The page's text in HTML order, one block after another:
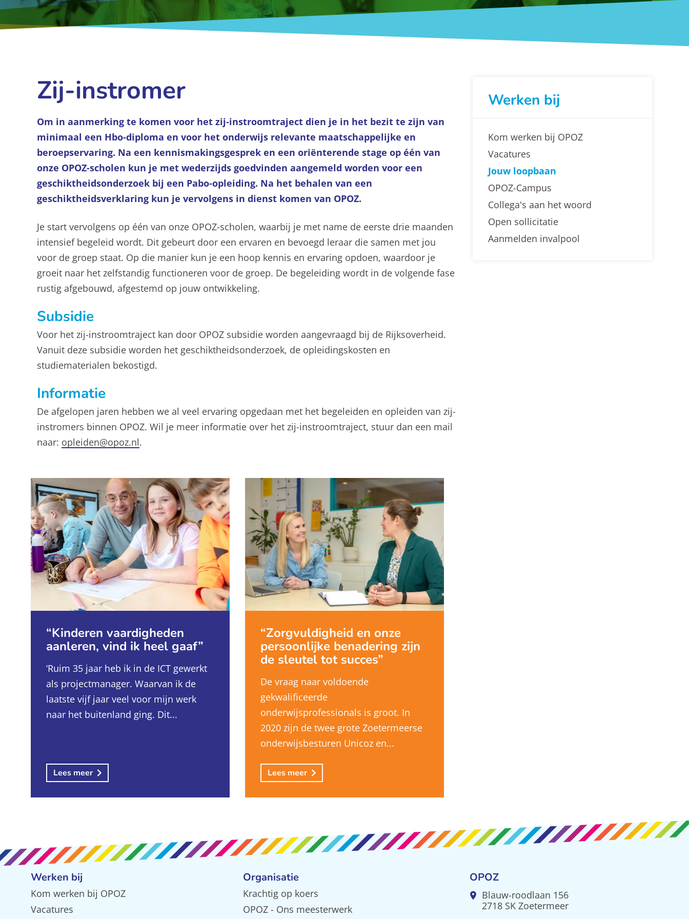
Zij-instromer
Om in aanmerking te komen voor het zij-instroomtraject dien je in het bezit te zijn van
minimaal een Hbo-diploma en voor het onderwijs relevante maatschappelijke en
beroepservaring. Na een kennismakingsgesprek en een oriënterende stage op één van
onze OPOZ-scholen kun je met wederzijds goedvinden aangemeld worden voor een
geschiktheidsonderzoek bij een Pabo-opleiding. Na het behalen van een
geschiktheidsverklaring kun je vervolgens in dienst komen van OPOZ.
Je start vervolgens op één van onze OPOZ-scholen, waarbij je met name de eerste drie maanden
intensief begeleid wordt. Dit gebeurt door een ervaren en bevoegd leraar die samen met jou
voor de groep staat. Op die manier kun je een hoop kennis en ervaring opdoen, waardoor je
groeit naar het zelfstandig functioneren voor de groep. De begeleiding wordt in de volgende fase
rustig afgebouwd, afgestemd op jouw ontwikkeling.
Subsidie
Voor het zij-instroomtraject kan door OPOZ subsidie worden aangevraagd bij de Rijksoverheid.
Vanuit deze subsidie worden het geschiktheidsonderzoek, de opleidingskosten en
studiematerialen bekostigd.
Informatie
De afgelopen jaren hebben we al veel ervaring opgedaan met het begeleiden en opleiden van zij-
instromers binnen OPOZ. Wil je meer informatie over het zij-instroomtraject, stuur dan een mail
naar: opleiden@opoz.nl.
Werken bij
Kom werken bij OPOZ
Vacatures
Jouw loopbaan
OPOZ-Campus
Collega's aan het woord
Open sollicitatie
Aanmelden invalpool
Kinderen vaardigheden
aanleren, vind ik heel gaaf
‘Ruim 35 jaar heb ik in de ICT gewerkt
als projectmanager. Waarvan ik de
laatste vijf jaar veel voor mijn werk
naar het buitenland ging. Dit...
Lees meer
Zorgvuldigheid en onze
persoonlijke benadering zijn
de sleutel tot succes
De vraag naar voldoende
gekwalificeerde
onderwijsprofessionals is groot. In
2020 zijn de twee grote Zoetermeerse
onderwijsbesturen Unicoz en...
Lees meer
Werken bij
Kom werken bij OPOZ
Vacatures
Organisatie
Krachtig op koers
OPOZ - Ons meesterwerk
OPOZ
Blauw-roodlaan 156
2718 SK Zoetermeer